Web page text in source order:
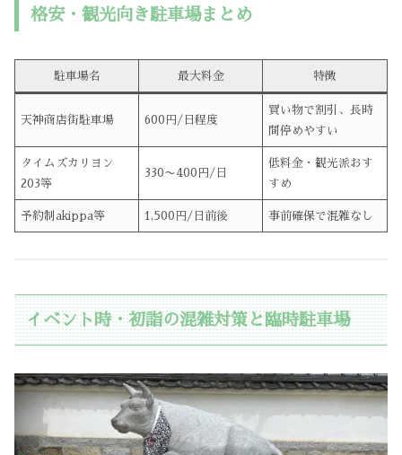
格安・観光向き駐車場まとめ
駐車場名 最大料金 特徴
天神商店街駐車場 600円/日程度
買い物で割引、長時
間停めやすい
タイムズカリヨン
203等
330〜400円/日
低料金・観光派おす
すめ
予約制akippa等 1,500円/日前後 事前確保で混雑なし
イベント時・初詣の混雑対策と臨時駐車場